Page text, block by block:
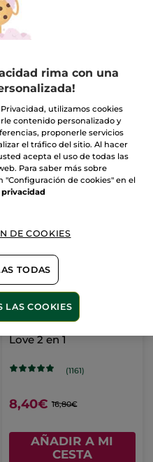
Pies
Tubo 75 ml
(1033)
7,45€ 14,90€
AÑADIR A MI
Love 2 en 1
(1161)
8,40€ 16,80€
AÑADIR A MI
CESTA
rima con una
utilizamos cookies
contenido personalizado y
proponerle servicios
el tráfico del sitio. Al hacer
acepta el uso de todas las
Para saber más sobre
"Configuración de cookies" en el
privacidad
DE COOKIES
TODAS
LAS COOKIES